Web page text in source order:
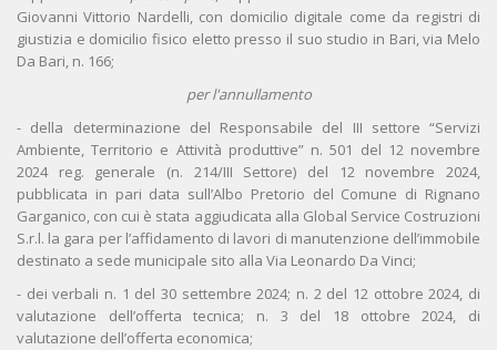
Giovanni Vittorio Nardelli, con domicilio digitale come da registri di
giustizia e domicilio fisico eletto presso il suo studio in Bari, via Melo
Da Bari, n. 166;
per l'annullamento
- della determinazione del Responsabile del III settore “Servizi
Ambiente, Territorio e Attività produttive” n. 501 del 12 novembre
2024 reg. generale (n. 214/III Settore) del 12 novembre 2024,
pubblicata in pari data sull’Albo Pretorio del Comune di Rignano
Garganico, con cui è stata aggiudicata alla Global Service Costruzioni
S.r.l. la gara per l’affidamento di lavori di manutenzione dell’immobile
destinato a sede municipale sito alla Via Leonardo Da Vinci;
- dei verbali n. 1 del 30 settembre 2024; n. 2 del 12 ottobre 2024, di
valutazione dell’offerta tecnica; n. 3 del 18 ottobre 2024, di
valutazione dell’offerta economica;